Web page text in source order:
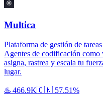
Multica
Plataforma de gestión de
Agentes de codificación
asigna, rastrea y escala tu
lugar.
♨️ 466.9K🇨🇳 57.51%